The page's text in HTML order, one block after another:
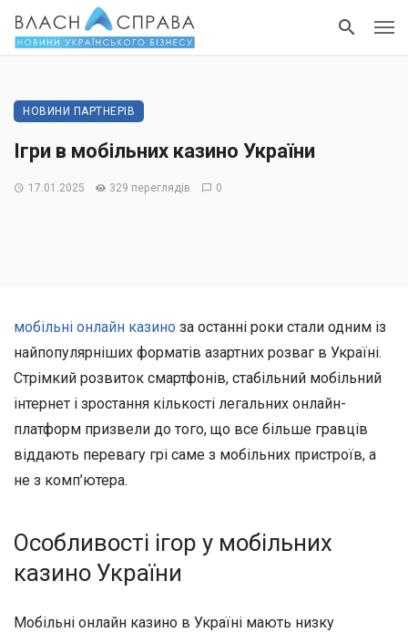
НОВИНИ ПАРТНЕРІВ
Ігри в мобільних казино України
17.01.2025 329 переглядів 0
мобільні онлайн казино за останні роки стали одним із
найпопулярніших форматів азартних розваг в Україні.
Стрімкий розвиток смартфонів, стабільний мобільний
інтернет і зростання кількості легальних онлайн-
платформ призвели до того, що все більше гравців
віддають перевагу грі саме з мобільних пристроїв, а
не з комп’ютера.
Особливості ігор у мобільних
казино України
Мобільні онлайн казино в Україні мають низку